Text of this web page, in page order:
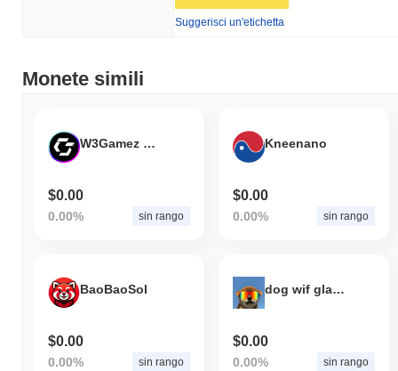
Suggerisci un'etichetta
Monete simili
W3Gamez Network
$0.00
0.00% sin rango
Kneenano
$0.00
0.00% sin rango
BaoBaoSol
$0.00
0.00% sin rango
dog wif glasses
$0.00
0.00% sin rango